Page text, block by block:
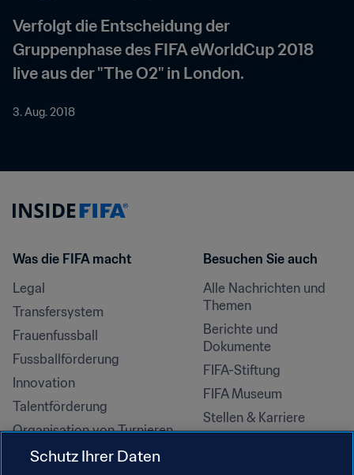
Verfolgt die Entscheidung der
Gruppenphase des FIFA eWorldCup 2018
live aus der "The O2" in London.
3. Aug. 2018
Was die FIFA macht
Legal
Transfersystem
Frauenfussball
Fussballförderung
Innovation
Talentförderung
Organisation von Turnieren
Nachhaltigkeit
Besuchen Sie auch
Alle Nachrichten und
Themen
Berichte und
Dokumente
FIFA-Stiftung
FIFA Museum
Stellen & Karriere
Schutz Ihrer Daten